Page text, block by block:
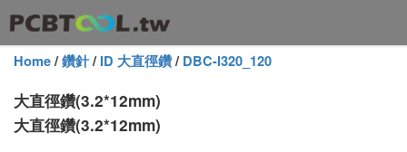
Home/鑽針/ID 大直徑鑽/DBC-I320_120
大直徑鑽(3.2*12mm)
大直徑鑽(3.2*12mm)